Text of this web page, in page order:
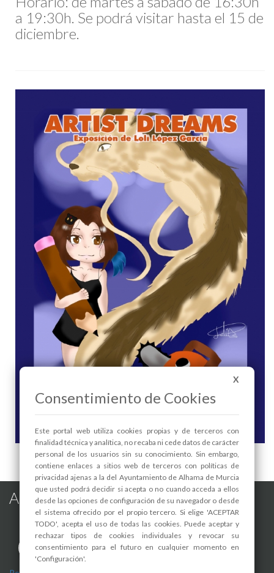
a 19:30h. Se podrá visitar hasta el 15 de
diciembre.
Exposición "ARTIST DREAMS" de Loli López García - 1
Alhama de Murcia en las Redes
X
Consentimiento de Cookies
Este portal web utiliza cookies propias y de terceros con
finalidad técnica y analítica, no recaba ni cede datos de carácter
personal de los usuarios sin su conocimiento. Sin embargo,
contiene enlaces a sitios web de terceros con políticas de
privacidad ajenas a la del Ayuntamiento de Alhama de Murcia
que usted podrá decidir si acepta o no cuando acceda a ellos
desde las opciones de configuración de su navegador o desde
el sistema ofrecido por el propio tercero. Si elige 'ACEPTAR
TODO', acepta el uso de todas las cookies. Puede aceptar y
rechazar tipos de cookies individuales y revocar su
consentimiento para el futuro en cualquier momento en
'Configuración'.